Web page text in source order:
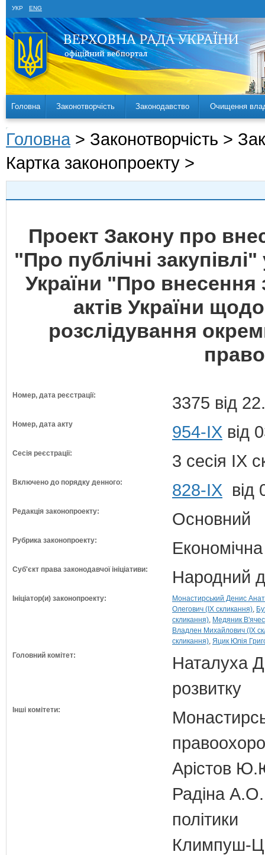
УКР ENG
Головна Законотворчість Законодавство Очищення
Головна > Законотворчість >
Картка законопроекту >
Проект Закону про
"Про публічні
України "Про внесення
актів України
розслідування
Номер, дата реєстрації: 3375 від
Номер, дата акту 954-IX від
Сесія реєстрації: 3 сесія IX
Включено до порядку денного: 828-ІХ від
Редакція законопроекту: Основний
Рубрика законопроекту:
Суб'єкт права законодавчої ініціативи: Народний
Ініціатор(и) законопроекту:
Монастирський Денис
Олегович (IX скликання)
скликання) Медяник
Владлен Михайлович (IX
скликання) Яцик Юлія
Головний комітет:
Наталуха
розвитку
Інші комітети:
Арістов
Радіна А.О.
політики
Климпуш-